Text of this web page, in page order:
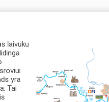
laivuku
yra
Tai